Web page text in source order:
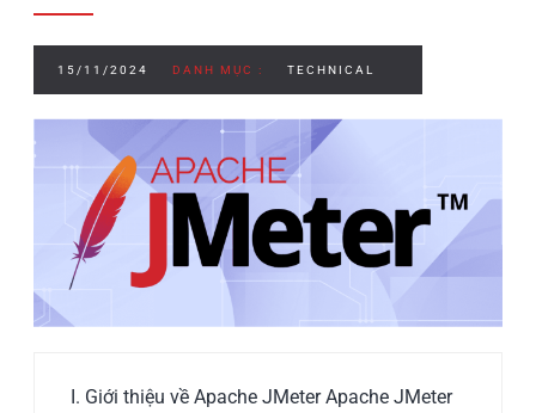
15/11/2024 DANH MỤC : TECHNICAL
I. Giới thiệu về Apache JMeter Apache JMeter